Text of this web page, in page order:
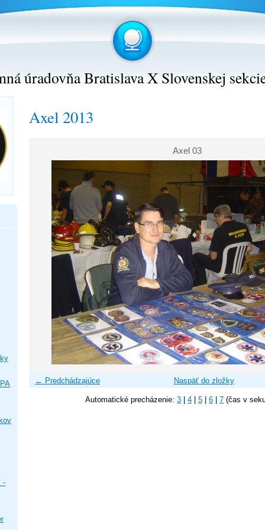
úradovňa Bratislava X Slovenskej
Axel 2013
Axel 03
← Predchádzajúce Naspäť do zložky
Automatické precházenie: 3 4 5 6 7 (čas v
-